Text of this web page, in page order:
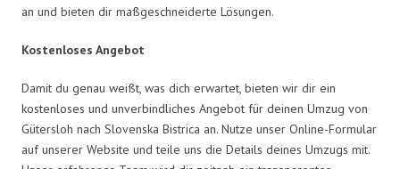
an und bieten dir maßgeschneiderte Lösungen.
Kostenloses Angebot
Damit du genau weißt, was dich erwartet, bieten wir dir ein
kostenloses und unverbindliches Angebot für deinen Umzug von
Gütersloh nach Slovenska Bistrica an. Nutze unser Online-Formular
auf unserer Website und teile uns die Details deines Umzugs mit.